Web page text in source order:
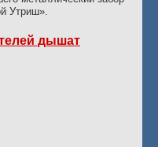
Утриш».
дышат